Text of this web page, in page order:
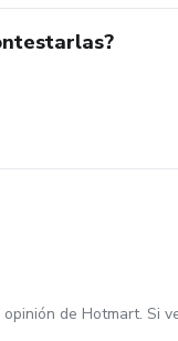
de Hotmart. Si